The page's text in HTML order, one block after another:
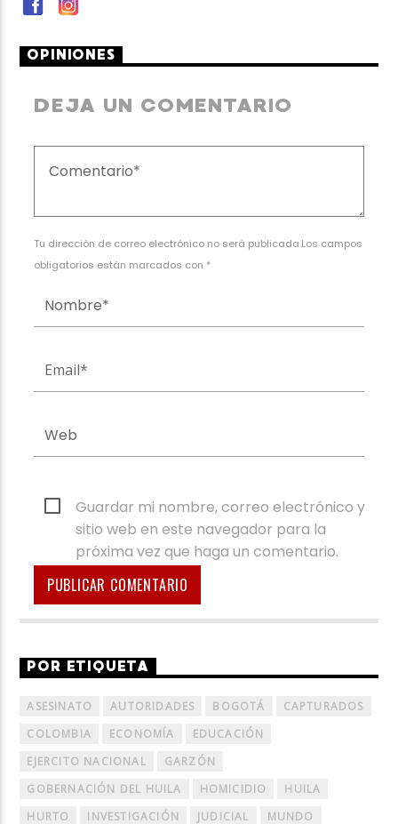
OPINIONES
DEJA UN COMENTARIO
Tu dirección de correo electrónico no será publicada.Los campos
obligatorios están marcados con *
Guardar mi nombre, correo electrónico y
sitio web en este navegador para la
próxima vez que haga un comentario.
POR ETIQUETA
ASESINATO AUTORIDADES BOGOTÁ
CAPTURADOS
COLOMBIA
ECONOMÍA
EDUCACIÓN
EJERCITO NACIONAL
GARZÓN
GOBERNACIÓN DEL HUILA
HOMICIDIO
HUILA
HURTO
INVESTIGACIÓN JUDICIAL MUNDO